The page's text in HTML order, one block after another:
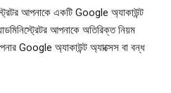
আপনাকে একটি Google অ্যাকাউন্ট
আপনাকে অতিরিক্ত নিয়ম
Google অ্যাকাউন্ট অ্যাক্সেস বা বন্ধ